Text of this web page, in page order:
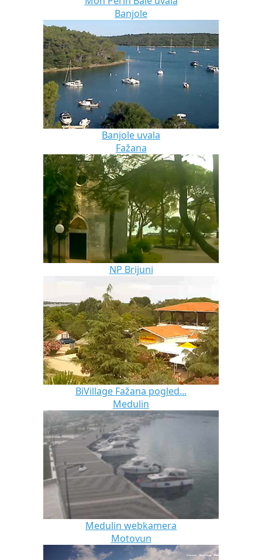
Banjole
Banjole uvala
Fažana
NP Brijuni
BiVillage Fažana pogled...
Medulin
Medulin webkamera
Motovun